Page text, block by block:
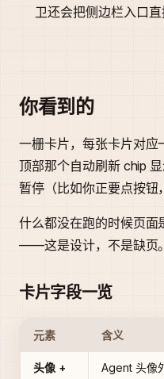
卫还会把侧边栏入口直
你看到的
一栅卡片，每张卡片对应
顶部那个自动刷新 chip
暂停（比如你正要点按钮
什么都没在跑的时候页
——这是设计，不是缺页。
卡片字段一览
元素 含义
头像 +
Agent 头像